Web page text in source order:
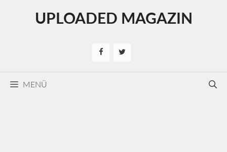
UPLOADED MAGAZIN
MENÜ